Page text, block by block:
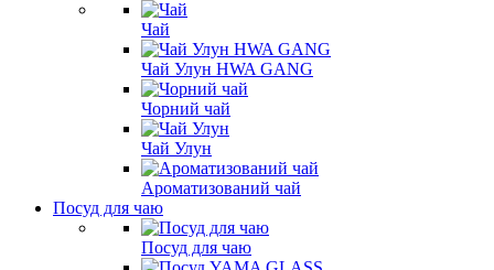
Чай
Чай Улун HWA GANG
Чорний чай
Чай Улун
Ароматизований чай
Посуд для чаю
Посуд для чаю